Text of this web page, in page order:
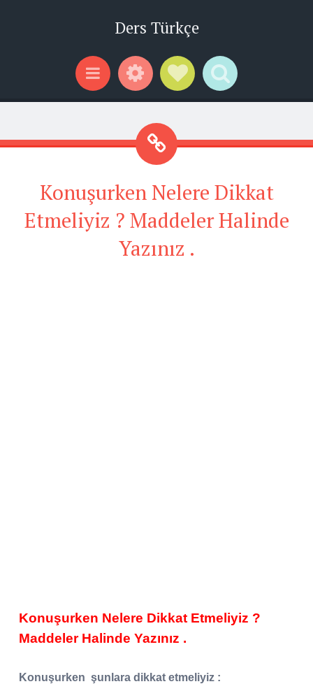
Ders Türkçe
Menu WidgetsSocial Links
Search
Konuşurken Nelere Dikkat
Etmeliyiz ? Maddeler Halinde
Yazınız .
Konuşurken Nelere Dikkat Etmeliyiz ?
Maddeler Halinde Yazınız .
Konuşurken şunlara dikkat etmeliyiz :